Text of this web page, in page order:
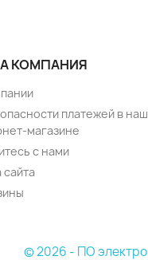
КОМПАНИЯ
платежей в
магазине
с нами
сайта
© 2026 - ПО